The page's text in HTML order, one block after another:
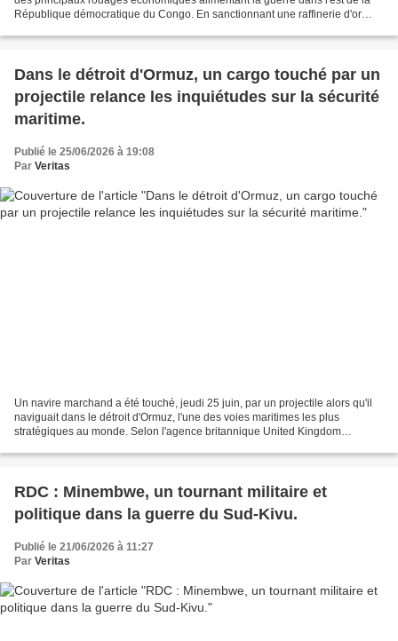
République démocratique du Congo. En sanctionnant une raffinerie d'or
Dans le détroit d'Ormuz, un cargo touché par un
projectile relance les inquiétudes sur la sécurité
maritime.
Publié le 25/06/2026 à 19:08
Par Veritas
Un navire marchand a été touché, jeudi 25 juin, par un projectile alors qu'il
naviguait dans le détroit d'Ormuz, l'une des voies maritimes les plus
stratégiques au monde. Selon l'agence britannique United Kingdom
RDC : Minembwe, un tournant militaire et
politique dans la guerre du Sud-Kivu.
Publié le 21/06/2026 à 11:27
Par Veritas